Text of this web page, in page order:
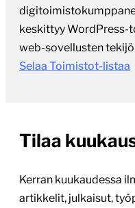
keskittyy WordPress-
web-sovellusten
Selaa Toimistot-listaa
Tilaa
Kerran kuukaudessa
artikkelit, julkaisut,